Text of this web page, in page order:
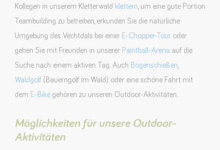
Kollegen in unserem Kletterwald klettern, um eine gute Portion
Teambuilding zu betreiben, erkunden Sie die natürliche
Umgebung des Vechtdals bei einer E-Chopper-Tour oder
gehen Sie mit Freunden in unserer Paintball-Arena auf die
Suche nach einem aktiven Tag. Auch Bogenschießen,
Waldgolf (Bauerngolf im Wald) oder eine schöne Fahrt mit
dem E-Bike gehören zu unseren Outdoor-Aktivitäten.
Möglichkeiten für unsere Outdoor-
Aktivitäten